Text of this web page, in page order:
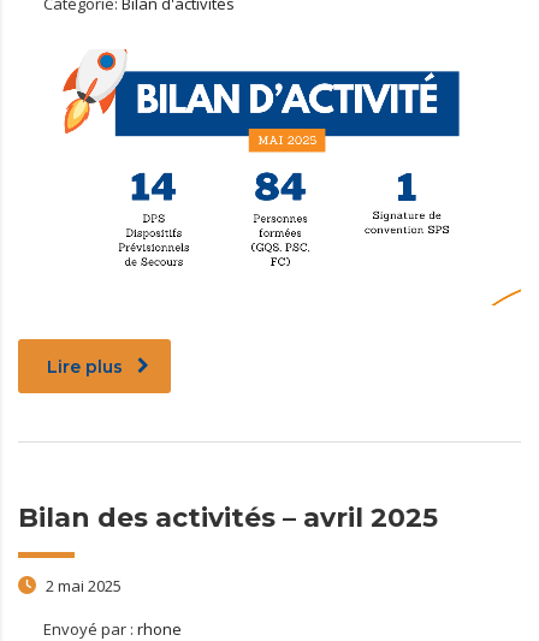
Lire plus
Bilan des activités – avril 2025
2 mai 2025
Envoyé par : rhone